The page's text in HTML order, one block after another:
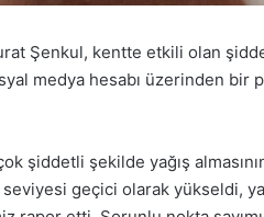
Şenkul, kentte etkili olan
medya hesabı üzerinden bir
şiddetli şekilde yağış
seviyesi geçici olarak yükseldi,